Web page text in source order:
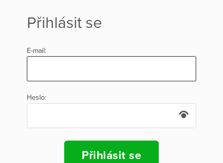
Přihlásit se
E-mail:
Heslo:
Přihlásit se